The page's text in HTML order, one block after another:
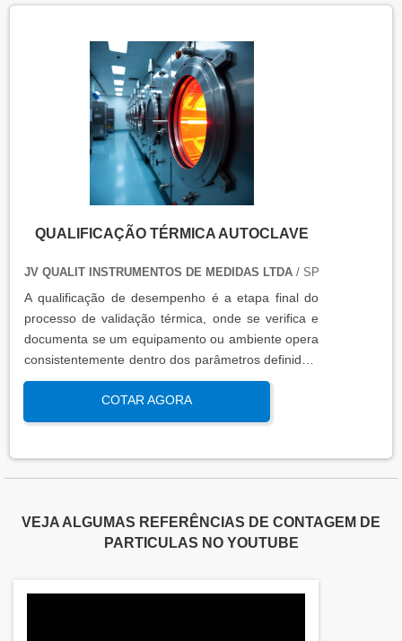
QUALIFICAÇÃO TÉRMICA AUTOCLAVE
JV QUALIT INSTRUMENTOS DE MEDIDAS LTDA/ SP
A qualificação de desempenho é a etapa final do
processo de validação térmica, onde se verifica e
documenta se um equipamento ou ambiente opera
consistentemente dentro dos parâmetros definidos,
sob condições reais de uso. Esta qualificação
assegura que os processos atendem aos requisitos
regulatórios e de qualidade, garantindo segurança
COTAR AGORA
VEJA ALGUMAS REFERÊNCIAS DE CONTAGEM DE
PARTICULAS NO YOUTUBE